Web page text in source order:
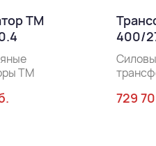
ТМ
ТМ
400/
729